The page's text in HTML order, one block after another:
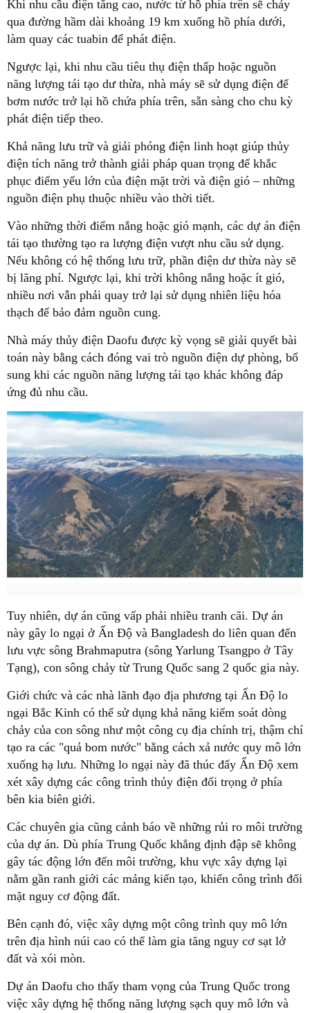
Khi nhu cầu điện tăng cao, nước từ hồ phía trên sẽ chảy
qua đường hầm dài khoảng 19 km xuống hồ phía dưới,
làm quay các tuabin để phát điện.
Ngược lại, khi nhu cầu tiêu thụ điện thấp hoặc nguồn
năng lượng tái tạo dư thừa, nhà máy sẽ sử dụng điện để
bơm nước trở lại hồ chứa phía trên, sẵn sàng cho chu kỳ
phát điện tiếp theo.
Khả năng lưu trữ và giải phóng điện linh hoạt giúp thủy
điện tích năng trở thành giải pháp quan trọng để khắc
phục điểm yếu lớn của điện mặt trời và điện gió – những
nguồn điện phụ thuộc nhiều vào thời tiết.
Vào những thời điểm nắng hoặc gió mạnh, các dự án điện
tái tạo thường tạo ra lượng điện vượt nhu cầu sử dụng.
Nếu không có hệ thống lưu trữ, phần điện dư thừa này sẽ
bị lãng phí. Ngược lại, khi trời không nắng hoặc ít gió,
nhiều nơi vẫn phải quay trở lại sử dụng nhiên liệu hóa
thạch để bảo đảm nguồn cung.
Nhà máy thủy điện Daofu được kỳ vọng sẽ giải quyết bài
toán này bằng cách đóng vai trò nguồn điện dự phòng, bổ
sung khi các nguồn năng lượng tái tạo khác không đáp
ứng đủ nhu cầu.
Tuy nhiên, dự án cũng vấp phải nhiều tranh cãi. Dự án
này gây lo ngại ở Ấn Độ và Bangladesh do liên quan đến
lưu vực sông Brahmaputra (sông Yarlung Tsangpo ở Tây
Tạng), con sông chảy từ Trung Quốc sang 2 quốc gia này.
Giới chức và các nhà lãnh đạo địa phương tại Ấn Độ lo
ngại Bắc Kinh có thể sử dụng khả năng kiểm soát dòng
chảy của con sông như một công cụ địa chính trị, thậm chí
tạo ra các "quả bom nước" bằng cách xả nước quy mô lớn
xuống hạ lưu. Những lo ngại này đã thúc đẩy Ấn Độ xem
xét xây dựng các công trình thủy điện đối trọng ở phía
bên kia biên giới.
Các chuyên gia cũng cảnh báo về những rủi ro môi trường
của dự án. Dù phía Trung Quốc khẳng định đập sẽ không
gây tác động lớn đến môi trường, khu vực xây dựng lại
nằm gần ranh giới các mảng kiến tạo, khiến công trình đối
mặt nguy cơ động đất.
Bên cạnh đó, việc xây dựng một công trình quy mô lớn
trên địa hình núi cao có thể làm gia tăng nguy cơ sạt lở
đất và xói mòn.
Dự án Daofu cho thấy tham vọng của Trung Quốc trong
việc xây dựng hệ thống năng lượng sạch quy mô lớn và